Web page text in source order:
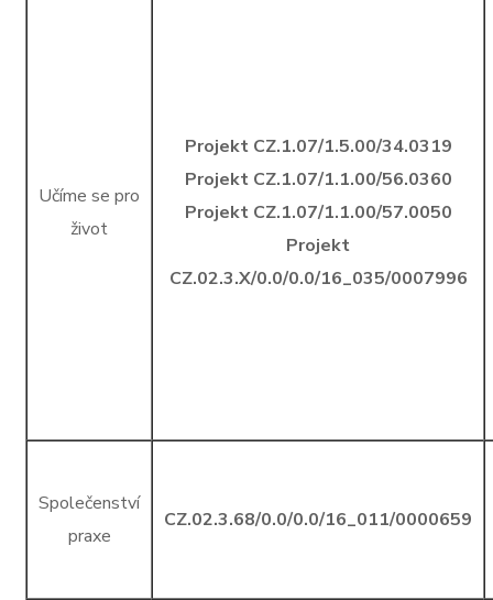
Učíme se pro
život
Projekt CZ.1.07/1.5.00/34.0319
Projekt CZ.1.07/1.1.00/56.0360
Projekt CZ.1.07/1.1.00/57.0050
Projekt
CZ.02.3.X/0.0/0.0/16_035/0007996
Společenství
praxe
CZ.02.3.68/0.0/0.0/16_011/0000659